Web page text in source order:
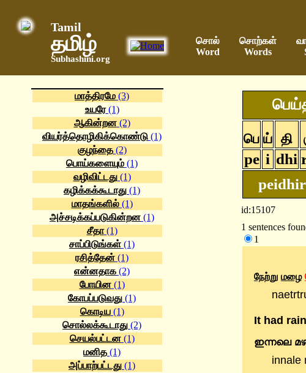
Tamil
தமிழ்
Subhashini.org
சொல்
Word
சொற்கள்
Words
மாத்திரமே (3)
உயரே(1)
ஆகின்றன(2)
வியர்த்தொழிகிக்கொண்டு (1)
குழந்தை(2)
பொய்களையும் (1)
வழிவிட்டது(1)
கழிக்கக்கூடாது (1)
மாதங்களில்(1)
அச்சடிக்கப்படுகின்றன (1)
சீதா(1)
சாப்பிடுங்கள் (1)
ரசித்தேன் (1)
என்னதாக (2)
போயின(1)
கோபப்படுவது (1)
கொடிய(1)
சொல்லக்கூடாது (2)
செயல்பட்டன(1)
மனித (1)
அப்பாற்பட்டது (1)
பெ ய் தி
pe i dhi
id:15107
1 sentences
1
நேற்று மழை
It had
ഇന്നലെ മഴ
innale